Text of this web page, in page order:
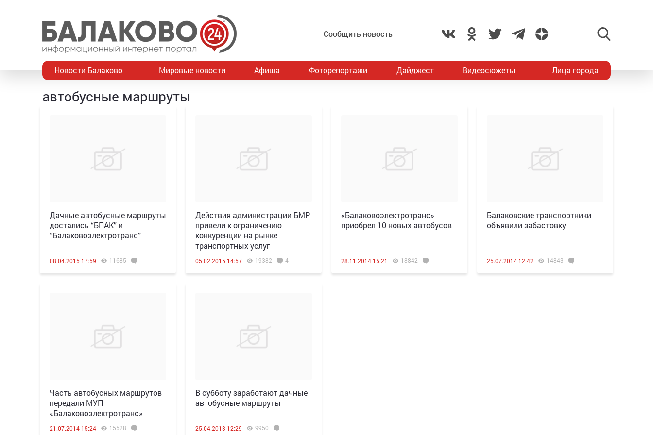
Сообщить новость
Новости Балаково Мировые новости Афиша Фоторепортажи Дайджест Видеосюжеты Лица города
автобусные маршруты
Дачные автобусные маршруты
достались “БПАК” и
“Балаковоэлектротранс”
08.04.2015 17:59 11685
Действия администрации БМР
привели к ограничению
конкуренции на рынке
транспортных услуг
05.02.2015 14:57 19382 4
«Балаковоэлектротранс»
приобрел 10 новых автобусов
28.11.2014 15:21 18842
Балаковские транспортники
объявили забастовку
25.07.2014 12:42 14843
Часть автобусных маршрутов
передали МУП
«Балаковоэлектротранс»
21.07.2014 15:24 15528
В субботу заработают дачные
автобусные маршруты
25.04.2013 12:29 9950